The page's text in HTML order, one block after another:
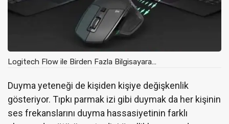
Logitech Flow ile Birden Fazla Bilgisayara…
Duyma yeteneği de kişiden kişiye değişkenlik
gösteriyor. Tıpkı parmak izi gibi duymak da her kişinin
ses frekanslarını duyma hassasiyetinin farklı